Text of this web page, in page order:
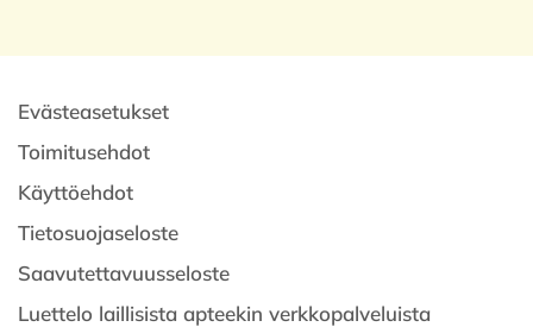
Evästeasetukset
Toimitusehdot
Käyttöehdot
Tietosuojaseloste
Saavutettavuusseloste
Luettelo laillisista apteekin verkkopalveluista